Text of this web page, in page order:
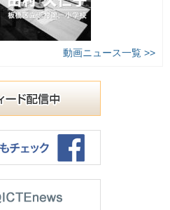
動画ニュース一覧 >>